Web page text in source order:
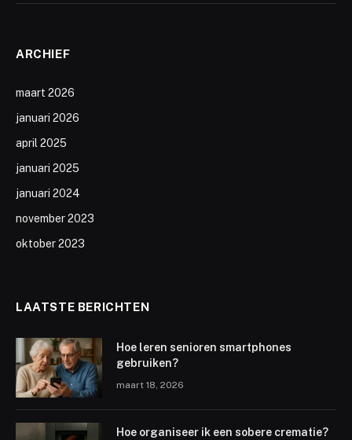
ARCHIEF
maart 2026
januari 2026
april 2025
januari 2025
januari 2024
november 2023
oktober 2023
LAATSTE BERICHTEN
Hoe leren senioren smartphones
gebruiken?
maart 18, 2026
Hoe organiseer ik een sobere crematie?